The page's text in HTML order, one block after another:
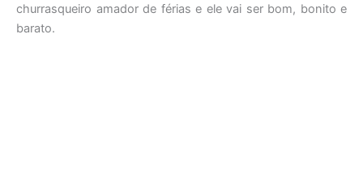
churrasqueiro amador de férias e ele vai ser bom, bonito e
barato.